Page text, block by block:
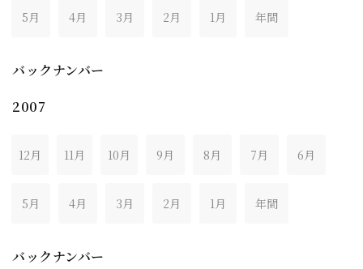
5月 4月 3月 2月 1月 年間
バックナンバー
2007
12月 11月 10月 9月 8月 7月 6月
5月 4月 3月 2月 1月 年間
バックナンバー